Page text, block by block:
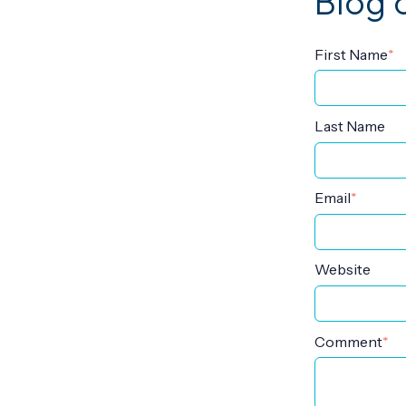
First Name*
Last Name
Email*
Website
Comment*